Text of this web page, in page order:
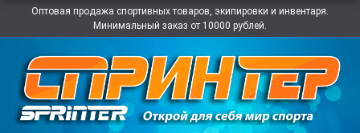
Оптовая продажа спортивных товаров, экипировки и инвентаря.
Минимальный заказ от 10000 рублей.